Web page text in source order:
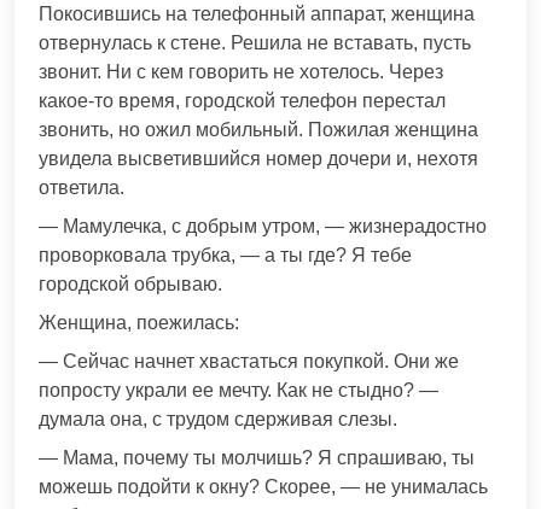
Покосившись на телефонный аппарат, женщина
отвернулась к стене. Решила не вставать, пусть
звонит. Ни с кем говорить не хотелось. Через
какое-то время, городской телефон перестал
звонить, но ожил мобильный. Пожилая женщина
увидела высветившийся номер дочери и, нехотя
ответила.
— Мамулечка, с добрым утром, — жизнерадостно
проворковала трубка, — а ты где? Я тебе
городской обрываю.
Женщина, поежилась:
— Сейчас начнет хвастаться покупкой. Они же
попросту украли ее мечту. Как не стыдно? —
думала она, с трудом сдерживая слезы.
— Мама, почему ты молчишь? Я спрашиваю, ты
можешь подойти к окну? Скорее, — не унималась